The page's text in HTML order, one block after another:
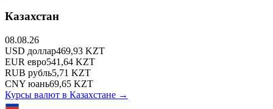
Казахстан
08.08.26
USD доллар469,93 KZT
EUR евро541,64 KZT
RUB рубль5,71 KZT
CNY юань69,65 KZT
Курсы валют в Казахстане →